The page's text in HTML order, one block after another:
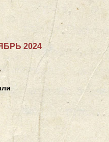
2024